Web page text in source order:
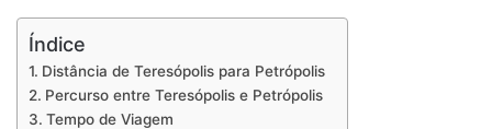
Índice
Distância de Teresópolis para Petrópolis
Percurso entre Teresópolis e Petrópolis
Tempo de Viagem